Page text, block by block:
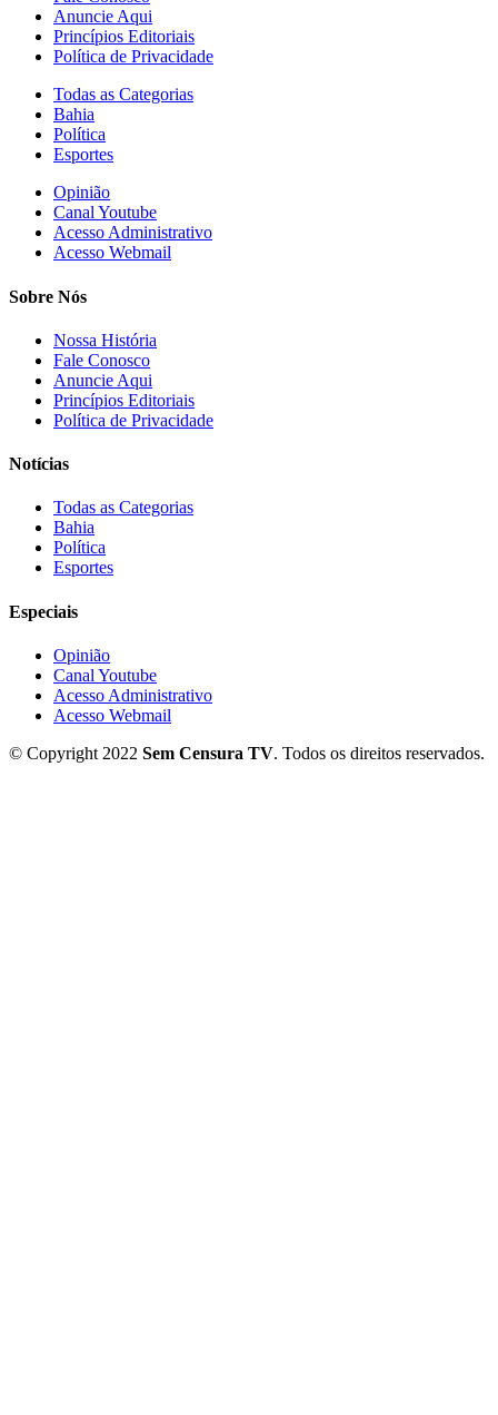
Anuncie Aqui
Princípios Editoriais
Política de Privacidade
Todas as Categorias
Bahia
Política
Esportes
Opinião
Canal Youtube
Acesso Administrativo
Acesso Webmail
Sobre Nós
Nossa História
Fale Conosco
Anuncie Aqui
Princípios Editoriais
Política de Privacidade
Notícias
Todas as Categorias
Bahia
Política
Esportes
Especiais
Opinião
Canal Youtube
Acesso Administrativo
Acesso Webmail
© Copyright 2022 Sem Censura TV. Todos os direitos reservados.